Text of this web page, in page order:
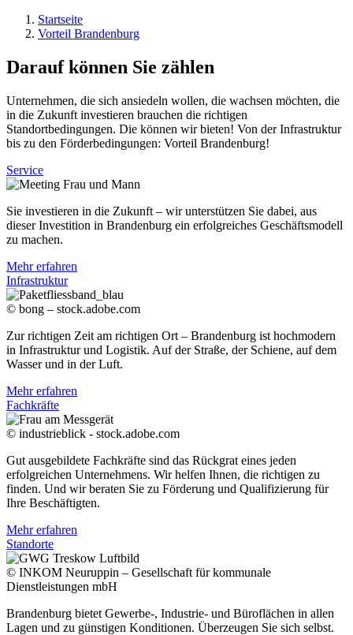
Startseite
Vorteil Brandenburg
Darauf können Sie zählen
Unternehmen, die sich ansiedeln wollen, die wachsen möchten, die
in die Zukunft investieren brauchen die richtigen
Standortbedingungen. Die können wir bieten! Von der Infrastruktur
bis zu den Förderbedingungen: Vorteil Brandenburg!
Service
Sie investieren in die Zukunft – wir unterstützen Sie dabei, aus
dieser Investition in Brandenburg ein erfolgreiches Geschäftsmodell
zu machen.
Mehr erfahren
Infrastruktur
© bong – stock.adobe.com
Zur richtigen Zeit am richtigen Ort – Brandenburg ist hochmodern
in Infrastruktur und Logistik. Auf der Straße, der Schiene, auf dem
Wasser und in der Luft.
Mehr erfahren
Fachkräfte
© industrieblick - stock.adobe.com
Gut ausgebildete Fachkräfte sind das Rückgrat eines jeden
erfolgreichen Unternehmens. Wir helfen Ihnen, die richtigen zu
finden. Und wir beraten Sie zu Förderung und Qualifizierung für
Ihre Beschäftigten.
Mehr erfahren
Standorte
© INKOM Neuruppin – Gesellschaft für kommunale
Dienstleistungen mbH
Brandenburg bietet Gewerbe-, Industrie- und Büroflächen in allen
Lagen und zu günstigen Konditionen. Überzeugen Sie sich selbst.